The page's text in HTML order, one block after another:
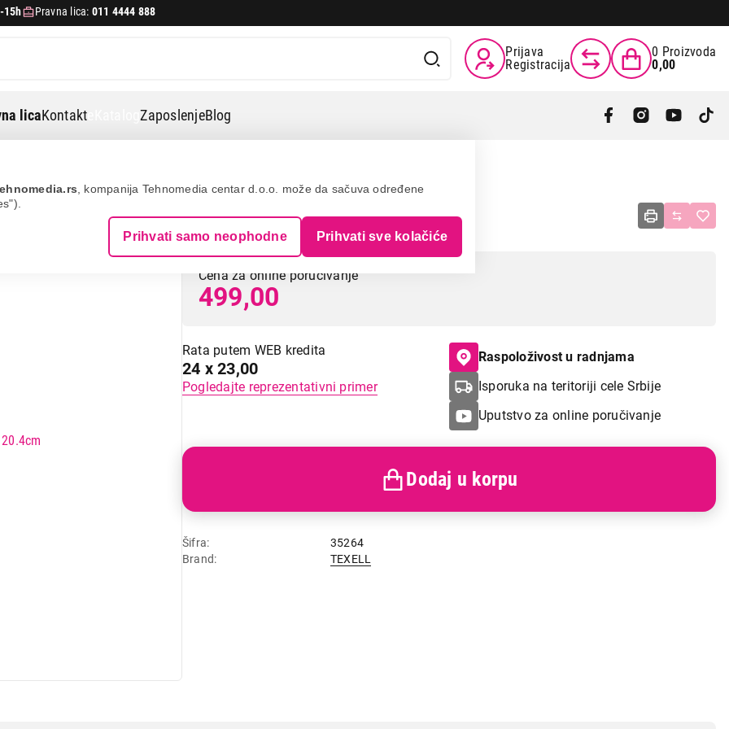
, kompanija Tehnomedia centar d.o.o. može da sačuva određene
Prihvati samo neophodne Prihvati sve kolačiće
15h Pravna lica: 011 4444 888
Prijava
Registracija
0 Proizvoda
0,00
licaKontakt eKatalogZaposlenjeBlog
TEXELL TNT-H110 20.4cm
Cena za online poručivanje
499,00
Rata putem WEB kredita
24 x 23,00
Pogledajte reprezentativni primer
Raspoloživost u radnjama
Isporuka na teritoriji cele Srbije
Uputstvo za online poručivanje
Šifra
35264
Brand
TEXELL
Dodaj u korpu